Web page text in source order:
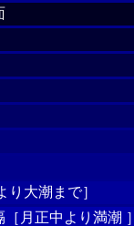
り大潮まで］
月正中より満潮 ］